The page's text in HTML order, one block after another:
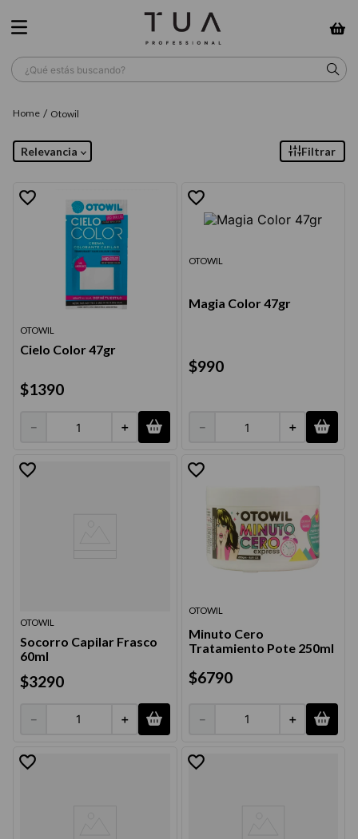
¿Qué estás buscando?
Otowil
Relevancia Filtrar
OTOWIL
Cielo Color 47gr
$1390
＋
－
OTOWIL
Magia Color 47gr
$990
＋
－
OTOWIL
Socorro Capilar Frasco
60ml
$3290
＋
－
OTOWIL
Minuto Cero
Tratamiento Pote 250ml
$6790
＋
－
TÉRMINOS MÁS BUSCADOS
1. wella
farmavita
shampoo
cepillo
secador
8.
10. protector térmico